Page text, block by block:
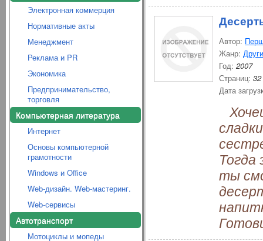
Электронная коммерция
Нормативные акты
Менеджмент
Реклама и PR
Экономика
Предпринимательство,
торговля
Компьютерная литература
Интернет
Основы компьютерной
грамотности
Windows и Office
Web-дизайн. Web-мастеринг.
Web-сервисы
Автотранспорт
Мотоциклы и мопеды
Автор:
Жанр:
Год: 2007
Страниц: 32
Дата
ты